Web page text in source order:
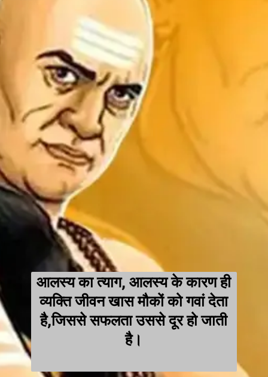
आलस्य का त्याग, आलस्य के कारण ही
व्यक्ति जीवन खास मौकों को गवां देता
है,जिससे सफलता उससे दूर हो जाती